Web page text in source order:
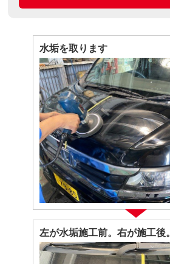
水垢を取ります
左が水垢施工前。右が施工後。